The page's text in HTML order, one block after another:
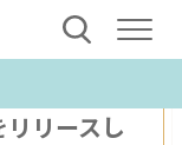
リースし